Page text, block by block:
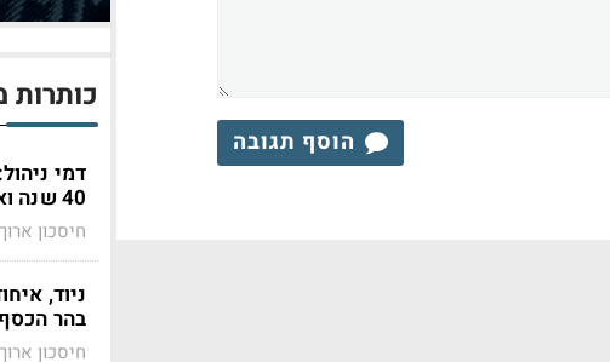
הוסף תגובה
כותרות
דמי
40 שנה ואיך מתמקחים
חיסכון
ניוד,
בהר הכסף
חיסכון